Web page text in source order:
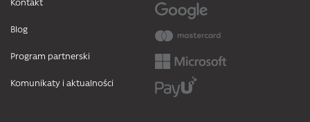
Blog
Program partnerski
Komunikaty i aktualności